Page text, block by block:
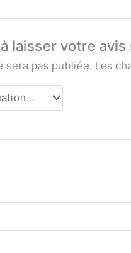
laisser votre
sera pas publiée. Les